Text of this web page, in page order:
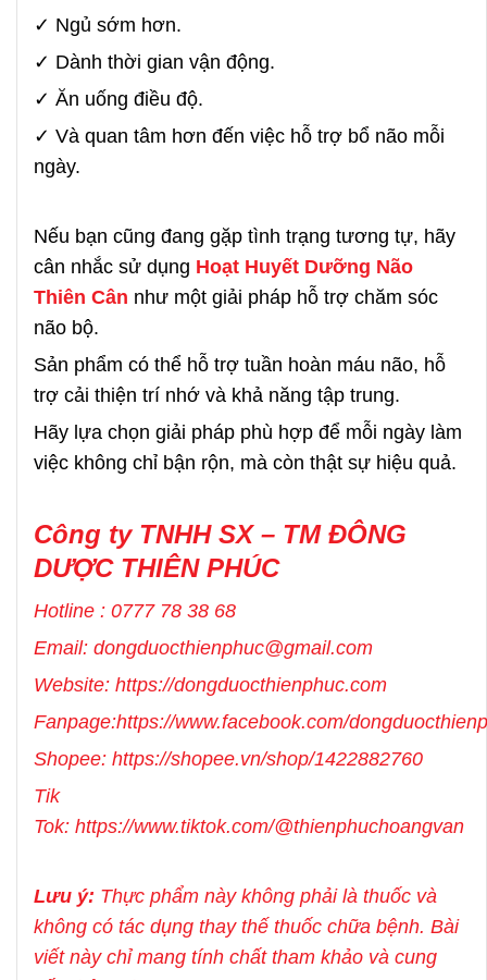
✓ Ngủ sớm hơn.
✓ Dành thời gian vận động.
✓ Ăn uống điều độ.
✓ Và quan tâm hơn đến việc hỗ trợ bổ não mỗi
ngày.
Nếu bạn cũng đang gặp tình trạng tương tự, hãy
cân nhắc sử dụng Hoạt Huyết Dưỡng Não
Thiên Cân như một giải pháp hỗ trợ chăm sóc
não bộ.
Sản phẩm có thể hỗ trợ tuần hoàn máu não, hỗ
trợ cải thiện trí nhớ và khả năng tập trung.
Hãy lựa chọn giải pháp phù hợp để mỗi ngày làm
việc không chỉ bận rộn, mà còn thật sự hiệu quả.
Công ty TNHH SX – TM ĐÔNG
DƯỢC THIÊN PHÚC
Hotline : 0777 78 38 68
Email: dongduocthienphuc@gmail.com
Website: https://dongduocthienphuc.com
Fanpage:https://www.facebook.com/
Shopee: https://shopee.vn/shop/1422882760
Tik
Tok: https://www.tiktok.com/@thienphuchoangvan
Lưu ý: Thực phẩm này không phải là thuốc và
không có tác dụng thay thế thuốc chữa bệnh. Bài
viết này chỉ mang tính chất tham khảo và cung